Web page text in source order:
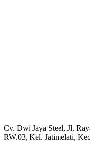
Cv. Dwi Jaya Steel, Jl.
RW.03, Kel. Jatimelati,